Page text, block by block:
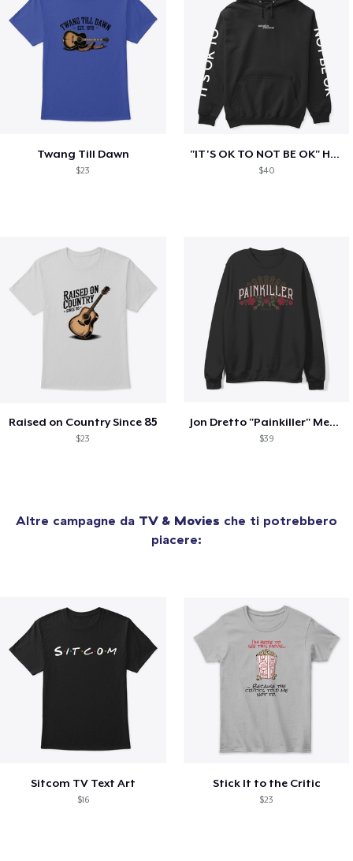
Twang Till Dawn
$23
"IT'S OK TO NOT BE OK" Hoodie (BP LOGO)
$40
Raised on Country Since 85
$23
Jon Dretto "Painkiller" Merch Collection
$39
Altre campagne da TV & Movies che ti potrebbero
piacere:
Sitcom TV Text Art
$16
Stick It to the Critic
$23